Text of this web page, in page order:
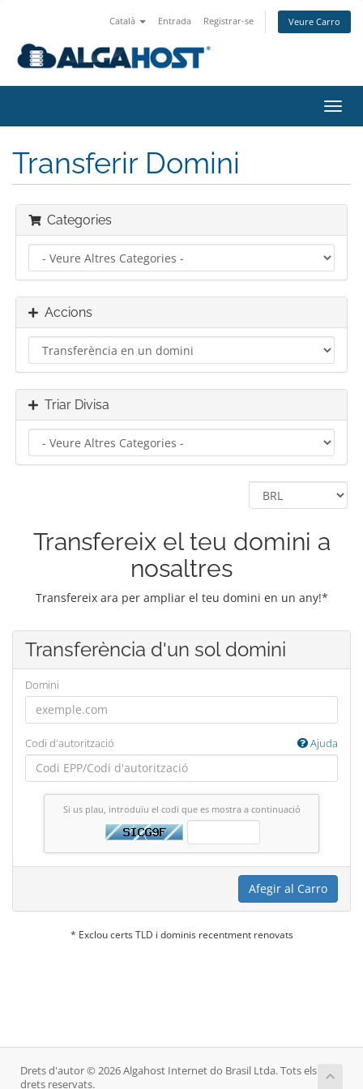
Català Entrada Registrar-se Veure Carro
la
Transferir Domini
Categories
Accions
Triar Divisa
Transfereix el teu domini a
nosaltres
Transfereix ara per ampliar el teu domini en un any!*
Transferència d'un sol domini
Domini
Codi d'autorització Ajuda
Si us plau, introduïu el codi que es mostra a continuació
Afegir al Carro
* Exclou certs TLD i dominis recentment renovats
Drets d'autor © 2026 Algahost Internet do Brasil Ltda. Tots els
drets reservats.